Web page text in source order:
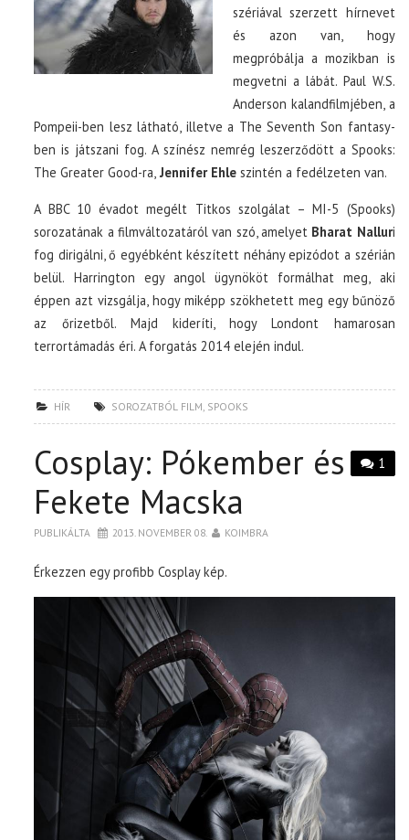
szériával szerzett hírnevet
és azon van, hogy
megpróbálja a mozikban is
megvetni a lábát. Paul W.S.
Anderson kalandfilmjében, a
Pompeii-ben lesz látható, illetve a The Seventh Son fantasy-
ben is játszani fog. A színész nemrég leszerződött a Spooks:
The Greater Good-ra, Jennifer Ehle szintén a fedélzeten van.
A BBC 10 évadot megélt Titkos szolgálat – MI-5 (Spooks)
sorozatának a filmváltozatáról van szó, amelyet Bharat Nalluri
fog dirigálni, ő egyébként készített néhány epizódot a szérián
belül. Harrington egy angol ügynököt formálhat meg, aki
éppen azt vizsgálja, hogy miképp szökhetett meg egy bűnöző
az őrizetből. Majd kideríti, hogy Londont hamarosan
terrortámadás éri. A forgatás 2014 elején indul.
HÍR SOROZATBÓL FILM SPOOKS
1
Cosplay: Pókember és
Fekete Macska
PUBLIKÁLTA 2013. NOVEMBER 08. KOIMBRA
Érkezzen egy profibb Cosplay kép.